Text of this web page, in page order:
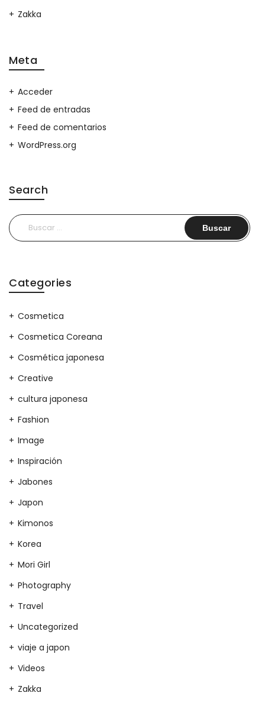
Zakka
Meta
Acceder
Feed de entradas
Feed de comentarios
WordPress.org
Search
Buscar:
Categories
Cosmetica
Cosmetica Coreana
Cosmética japonesa
Creative
cultura japonesa
Fashion
Image
Inspiración
Jabones
Japon
Kimonos
Korea
Mori Girl
Photography
Travel
Uncategorized
viaje a japon
Videos
Zakka